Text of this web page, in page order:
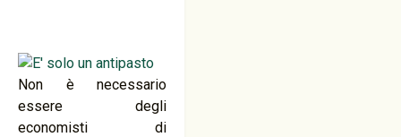
Non è necessario
essere degli
economisti di